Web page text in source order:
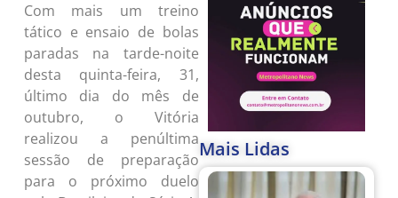
Com mais um treino
tático e ensaio de bolas
paradas na tarde-noite
desta quinta-feira, 31,
último dia do mês de
outubro, o Vitória
realizou a penúltima
sessão de preparação
para o próximo duelo
Mais Lidas